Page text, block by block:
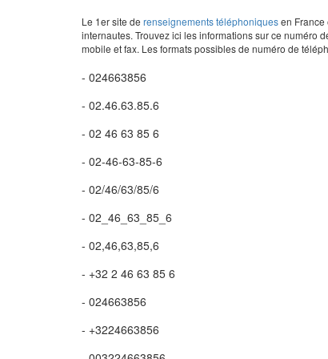
Le 1er site de renseignements téléphoniquesen France
internautes. Trouvez ici les informations sur ce numéro
mobile et fax. Les formats possibles de numéro de
- 024663856
- 02.46.63.85.6
- 02 46 63 85 6
- 02-46-63-85-6
- 02/46/63/85/6
- 02_46_63_85_6
- 02,46,63,85,6
- +32 2 46 63 85 6
- 024663856
- +3224663856